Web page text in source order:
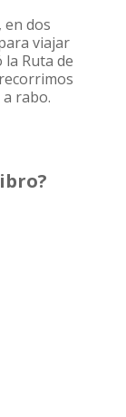
en dos
viajar
la Ruta de
a rabo.